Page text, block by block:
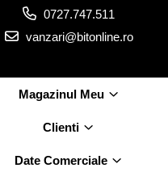
0727.747.511
vanzari@bitonline.ro
Magazinul Meu
Clienti
Date Comerciale